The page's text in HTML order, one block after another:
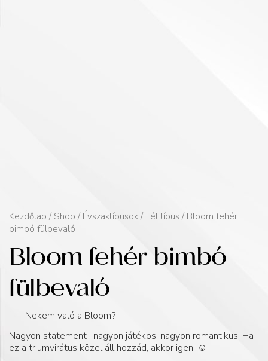
Kezdőlap / Shop / Évszaktípusok / Tél típus / Bloom fehér
bimbó fülbevaló
Bloom fehér bimbó
fülbevaló
· Nekem való a Bloom?
Nagyon statement , nagyon játékos, nagyon romantikus. Ha
ez a triumvirátus közel áll hozzád, akkor igen. ☺️